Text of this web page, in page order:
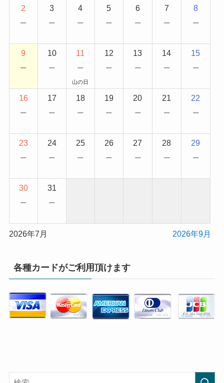
2
−
3
−
4
−
5
−
6
−
7
−
8
−
9
−
10
−
11
−
山の日
12
−
13
−
14
−
15
−
16
−
17
−
18
−
19
−
20
−
21
−
22
−
23
−
24
−
25
−
26
−
27
−
28
−
29
−
30
−
31
−
2026年7月 2026年9月
各種カードがご利用頂けます